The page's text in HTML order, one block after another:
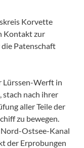
Korvette
Kontakt zur
Patenschaft
Lürssen-Werft in
stach nach ihrer
aller Teile der
zu bewegen.
Ostsee-Kanal
der Erprobungen